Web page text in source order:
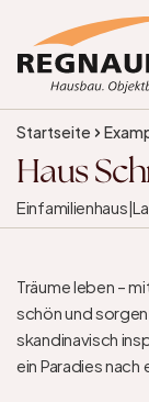
Startseite
Haus
Einfamilienhaus|
Träume leben –
schön und
skandinavisch
ein Paradies